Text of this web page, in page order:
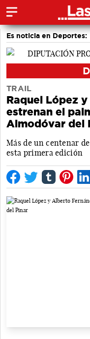
Es noticia en Deportes:
Área de Deportes
TRAIL
Raquel López
estrenan el
Almodóvar del
Más de un centenar
esta primera edición